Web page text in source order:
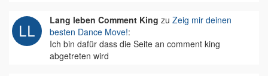
Lang leben Comment King zu Zeig mir deinen
besten Dance Move!:
Ich bin dafür dass die Seite an comment king
abgetreten wird